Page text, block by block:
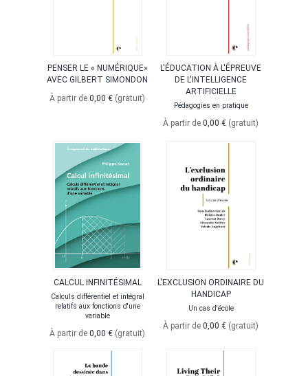
PENSER LE « NUMÉRIQUE»
AVEC GILBERT SIMONDON
À partir de 0,00 € (gratuit)
L'ÉDUCATION À L'ÉPREUVE
DE L'INTELLIGENCE
ARTIFICIELLE
Pédagogies en pratique
À partir de 0,00 € (gratuit)
CALCUL INFINITÉSIMAL
Calculs différentiel et intégral
relatifs aux fonctions d'une
variable
À partir de 0,00 € (gratuit)
L'EXCLUSION ORDINAIRE DU
HANDICAP
Un cas d'école
À partir de 0,00 € (gratuit)